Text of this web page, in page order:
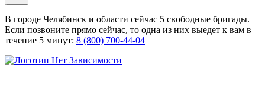
В городе Челябинск и области сейчас 5 свободные бригады.
Если позвоните прямо сейчас, то одна из них выедет к вам в
течение 5 минут: 8 (800) 700-44-04